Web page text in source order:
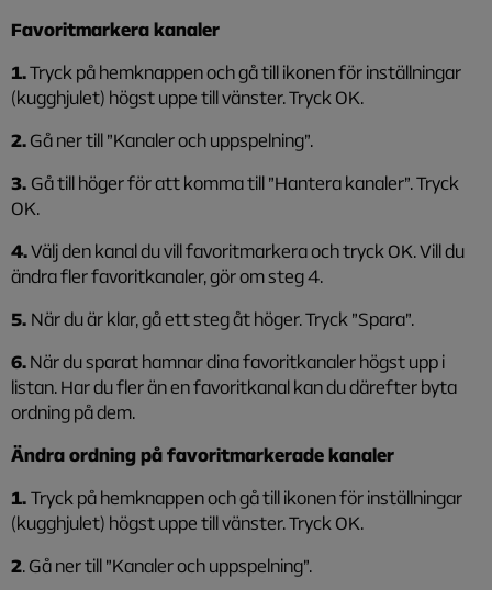
Favoritmarkera kanaler
1.Tryck på hemknappen och gå till ikonen för inställningar
(kugghjulet) högst uppe till vänster. Tryck OK.
2.Gå ner till ”Kanaler och uppspelning”.
3. Gå till höger för att komma till ”Hantera kanaler”. Tryck
OK.
4.Välj den kanal du vill favoritmarkera och tryck OK. Vill du
ändra fler favoritkanaler, gör om steg 4.
5. När du är klar, gå ett steg åt höger.Tryck ”Spara”.
6.När du sparat hamnar dina favoritkanaler högst upp i
listan. Har du fler än en favoritkanal kan du därefter byta
ordning på dem.
Ändra ordning påfavoritmarkeradekanaler
1.Tryck på hemknappen och gå till ikonen för inställningar
(kugghjulet) högst uppe till vänster. Tryck OK.
2. Gå ner till ”Kanaler och uppspelning”.